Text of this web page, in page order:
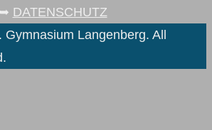
➥ DATENSCHUTZ
Langenberg. All